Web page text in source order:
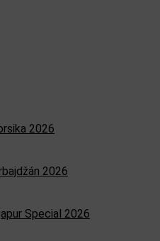
2026
2026
Special 2026